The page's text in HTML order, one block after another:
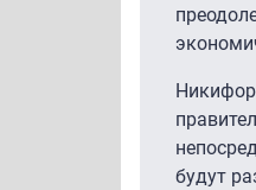
будут